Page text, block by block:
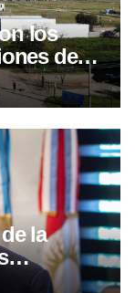
los
del 6
la